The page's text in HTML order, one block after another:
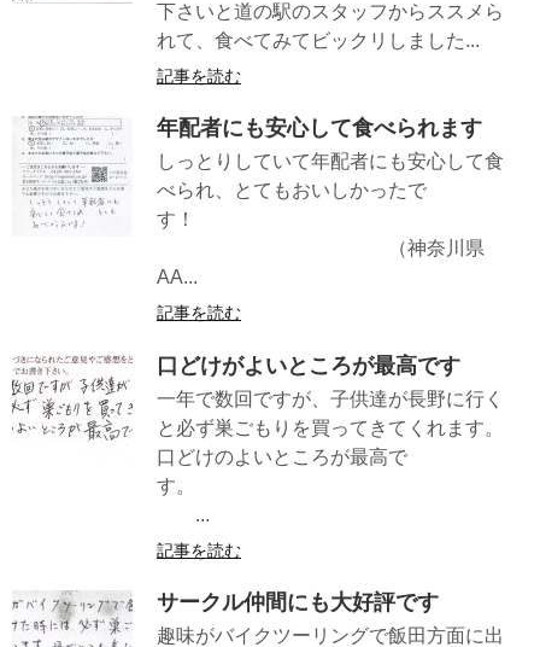
下さいと道の駅のスタッフからススメら
れて、食べてみてビックリしました...
記事を読む
年配者にも安心して食べられます
しっとりしていて年配者にも安心して食
べられ、とてもおいしかったで
す！
（神奈川県
AA...
記事を読む
口どけがよいところが最高です
一年で数回ですが、子供達が長野に行く
と必ず巣ごもりを買ってきてくれます。
口どけのよいところが最高で
す。
...
記事を読む
サークル仲間にも大好評です
趣味がバイクツーリングで飯田方面に出